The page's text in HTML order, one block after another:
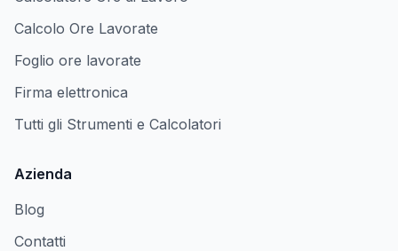
Calcolo Ore Lavorate
Foglio ore lavorate
Firma elettronica
Tutti gli Strumenti e Calcolatori
Azienda
Blog
Contatti